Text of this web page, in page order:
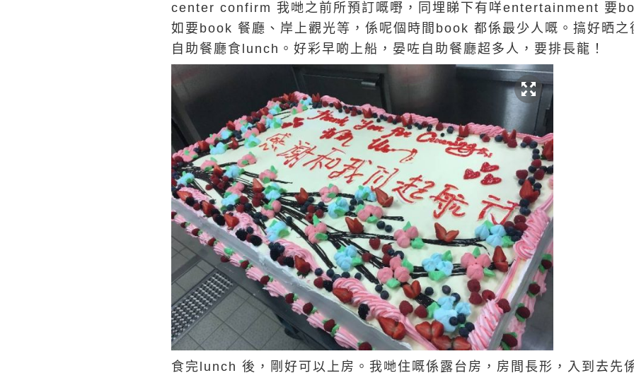
center confirm 我哋之前所預訂嘅嘢，同埋睇下有咩entertainment 要
如要book 餐廳、岸上觀光等，係呢個時間book 都係最少人嘅。搞好晒
自助餐廳食lunch。好彩早啲上船，晏咗自助餐廳超多人，要排長龍！
食完lunch 後，剛好可以上房。我哋住嘅係露台房，房間長形，入到去先